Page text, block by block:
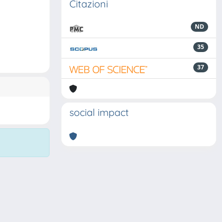
Citazioni
ND
35
37
social impact